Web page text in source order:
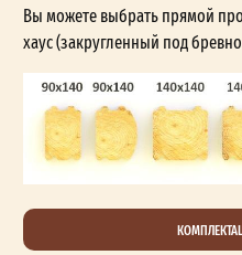
Вы можете выбрать прямой
хаус (закругленный под